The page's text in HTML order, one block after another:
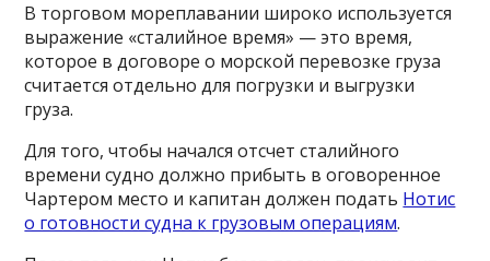
В торговом мореплавании широко используется
выражение «сталийное время» — это время,
которое в договоре о морской перевозке груза
считается отдельно для погрузки и выгрузки
груза.
Для того, чтобы начался отсчет сталийного
времени судно должно прибыть в оговоренное
Чартером место и капитан должен подать Нотис
о готовности судна к грузовым операциям.